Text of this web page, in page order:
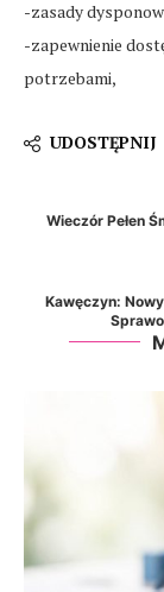
-zasady
-zapewnienie
potrzebami,
UDOSTĘPNIJ
Wieczór Pełen
Kawęczyn: